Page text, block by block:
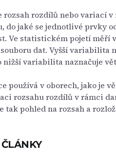
rozsah rozdílů nebo variací
do jaké se jednotlivé prvky
Ve statistickém pojetí měří
dat. Vyšší variabilita
nižší variabilita naznačuje
používá v oborech, jako je
rozsahu rozdílů v rámci
tak pohled na rozsah a